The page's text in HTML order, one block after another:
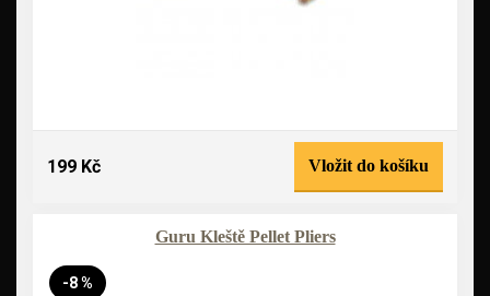
199 Kč Vložit do košíku
Guru Kleště Pellet Pliers
-8 %